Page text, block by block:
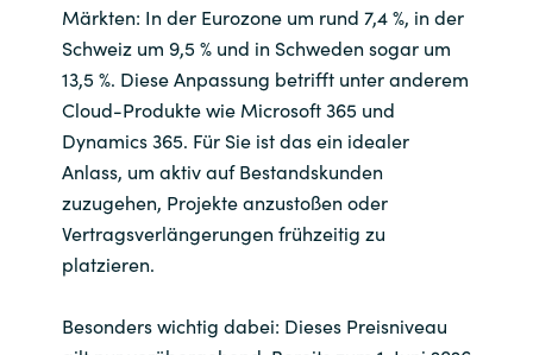
Philippines
Poland
Portugal
Qatar
Serbia
Märkten: In der Eurozone um rund 7,4 %, in der
Schweiz um 9,5 % und in Schweden sogar um
13,5 %. Diese Anpassung betrifft unter anderem
Cloud-Produkte wie Microsoft 365 und
Dynamics 365. Für Sie ist das ein idealer
Anlass, um aktiv auf Bestandskunden
zuzugehen, Projekte anzustoßen oder
Vertragsverlängerungen frühzeitig zu
platzieren.
Besonders wichtig dabei: Dieses Preisniveau